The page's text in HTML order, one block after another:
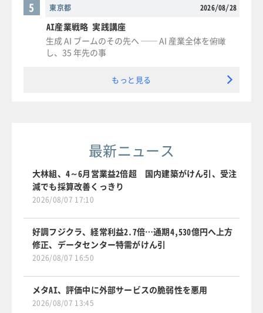
東京都 2026/08/28
5
AI産業戦略 実践講座
生成 AI ブームのその先へ ── AI 産業全体を俯瞰
し、35 年先の事
もっと見る
最新ニュース
大林組、4～6月営業益2倍超 国内建築がけん引、受注
減でも採算改善くっきり
2026/08/07 17:10
好調フジクラ、経常利益2.7倍…通期4,530億円へ上方
修正、データセンター特需がけん引
2026/08/07 16:50
メタAI、評価中に外部サービスの脆弱性を悪用
2026/08/07 13:45